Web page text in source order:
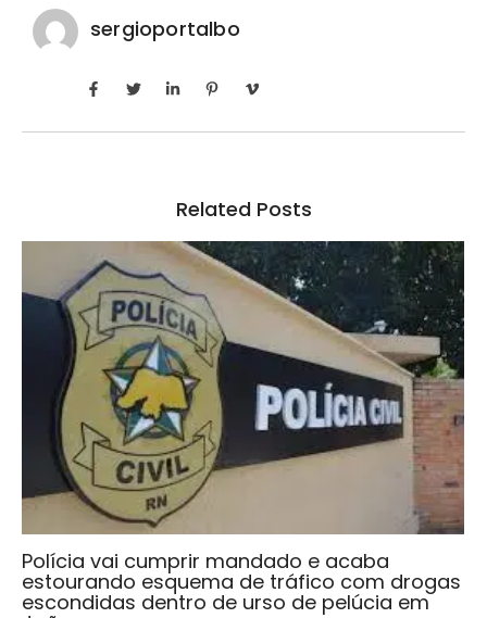
sergioportalbo
Related Posts
Polícia vai cumprir mandado e acaba
estourando esquema de tráfico com drogas
escondidas dentro de urso de pelúcia em